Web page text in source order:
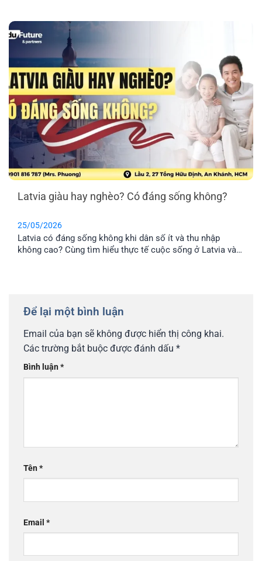
Latvia giàu hay nghèo? Có đáng sống không?
25/05/2026
Latvia có đáng sống không khi dân số ít và thu nhập
không cao? Cùng tìm hiểu thực tế cuộc sống ở Latvia và
Để lại một bình luận
Email của bạn sẽ không được hiển thị công khai.
Các trường bắt buộc được đánh dấu *
Bình luận*
Tên*
Email *